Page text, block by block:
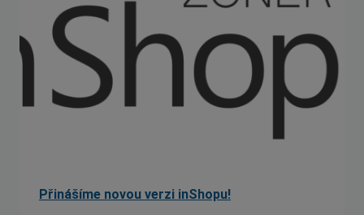
Přinášíme novou verzi inShopu!